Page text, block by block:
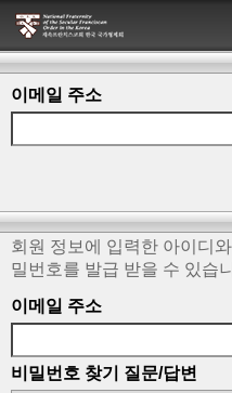
이메일 주소
회원 정보에 입력한 아이디
밀번호를 발급 받을 수 있습
이메일 주소
비밀번호 찾기 질문/답변